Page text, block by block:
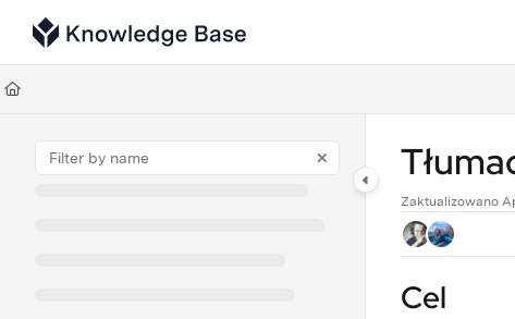
Documentation Index
Fetch the complete documentation index at:
Use this file to discover all available pages before exploring further.
Zaktualizowano
Cel